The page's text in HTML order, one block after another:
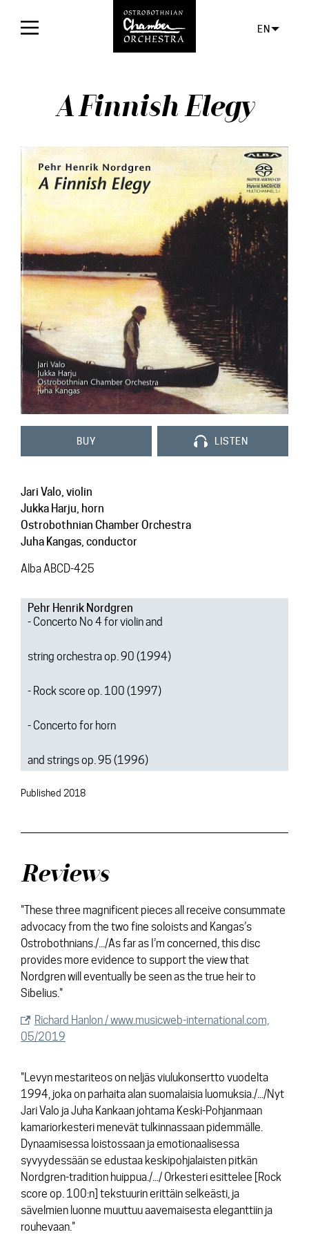
Concerts
Tickets
For audience
Orchestra
Discs
News
Contact
EN
A Finnish Elegy
BUY LISTEN
Jari Valo, violin
Jukka Harju, horn
Ostrobothnian Chamber Orchestra
Juha Kangas, conductor
Alba ABCD-425
Pehr Henrik Nordgren
- Concerto No 4 for violin and
string orchestra op. 90 (1994)
- Rock score op. 100 (1997)
- Concerto for horn
and strings op. 95 (1996)
Published 2018
Reviews
"These three magnificent pieces all receive consummate
advocacy from the two fine soloists and Kangas’s
Ostrobothnians./.../As far as I’m concerned, this disc
provides more evidence to support the view that
Nordgren will eventually be seen as the true heir to
Sibelius."
Richard Hanlon / www.musicweb-international.com,
05/2019
"Levyn mestariteos on neljäs viulukonsertto vuodelta
1994, joka on parhaita alan suomalaisia luomuksia./.../Nyt
Jari Valo ja Juha Kankaan johtama Keski-Pohjanmaan
kamariorkesteri menevät tulkinnassaan pidemmälle.
Dynaamisessa loistossaan ja emotionaalisessa
syvyydessään se edustaa keskipohjalaisten pitkän
Nordgren-tradition huippua./.../ Orkesteri esittelee [Rock
score op. 100:n] tekstuurin erittäin selkeästi, ja
sävelmien luonne muuttuu aavemaisesta eleganttiin ja
rouhevaan."